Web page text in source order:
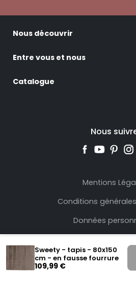
Sweety - tapis - 80x150
cm - en fausse fourrure
109,99 €
Nous découvrir
Entre vous et nous
Catalogue
Nous
Mentions
Conditions
Données